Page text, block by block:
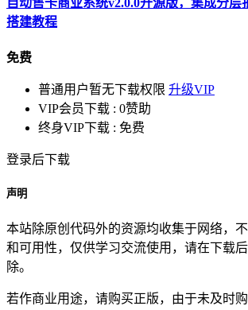
搭建教程
免费
普通用户暂无下载权限 升级VIP
VIP会员下载 : 0赞助
终身VIP下载 : 免费
登录后下载
声明
本站除原创代码外的资源均收集于网络，
和可用性，仅供学习交流使用，请在下载
除。
若作商业用途，请购买正版，由于未及时